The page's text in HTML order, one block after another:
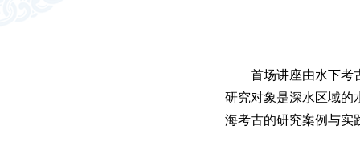
首场讲座由水下考
研究对象是深水区域的
海考古的研究案例与实